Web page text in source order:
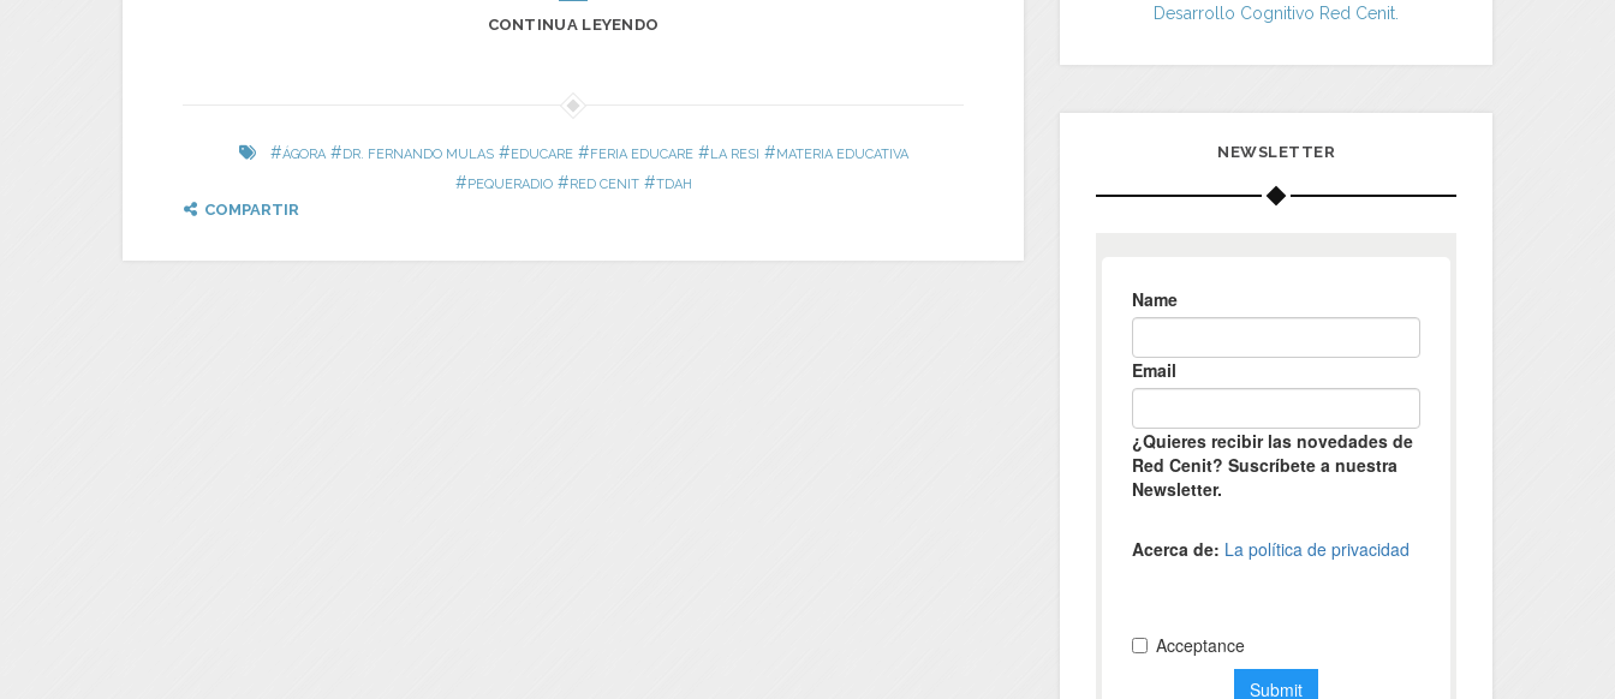
CONTINUA LEYENDO
#ÁGORA#DR. FERNANDO MULAS#EDUCARE#FERIA EDUCARE#LA RESI #MATERIA EDUCATIVA
#PEQUERADIO#RED CENIT#TDAH
COMPARTIR
Desarrollo Cognitivo Red Cenit.
NEWSLETTER